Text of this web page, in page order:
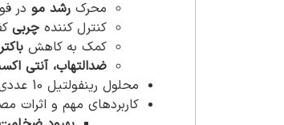
محرک رشد مو در
کنترل کننده چربی
کمک به کاهش
ضدالتهاب، آنتی
محلول رینفولتیل 10 عددی اختصاصی بانوان سرشار از آمینواسید و مواد مغذی مورد نیاز برای رشد مو
کاربردهای مهم و اثرات